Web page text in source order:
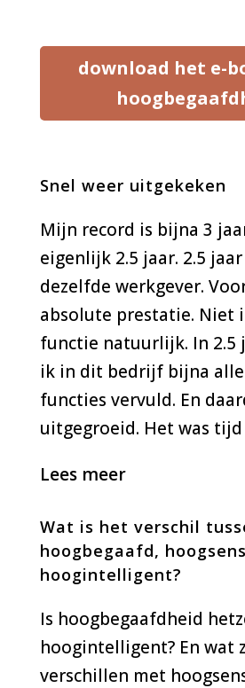
download het e-
Snel weer uitgekeken
Mijn record is bijna 3
eigenlijk 2.5 jaar. 2.5
dezelfde werkgever.
absolute prestatie. Niet
functie natuurlijk. In 2.5
ik in dit bedrijf bijna
functies vervuld. En
uitgegroeid. Het was tijd
Lees meer
Wat is het verschil
hoogbegaafd,
hoogintelligent?
Is hoogbegaafdheid
hoogintelligent? En wat
verschillen met